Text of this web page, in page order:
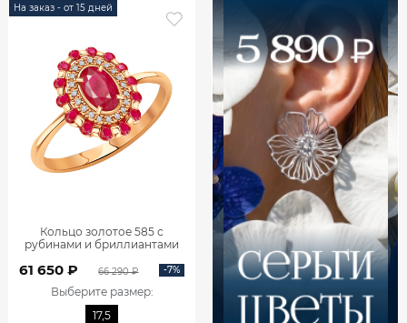
На заказ - от 15 дней
Кольцо золотое 585 с
рубинами и бриллиантами
61 650 ₽ 66 290 ₽ -7%
Выберите размер:
17,5